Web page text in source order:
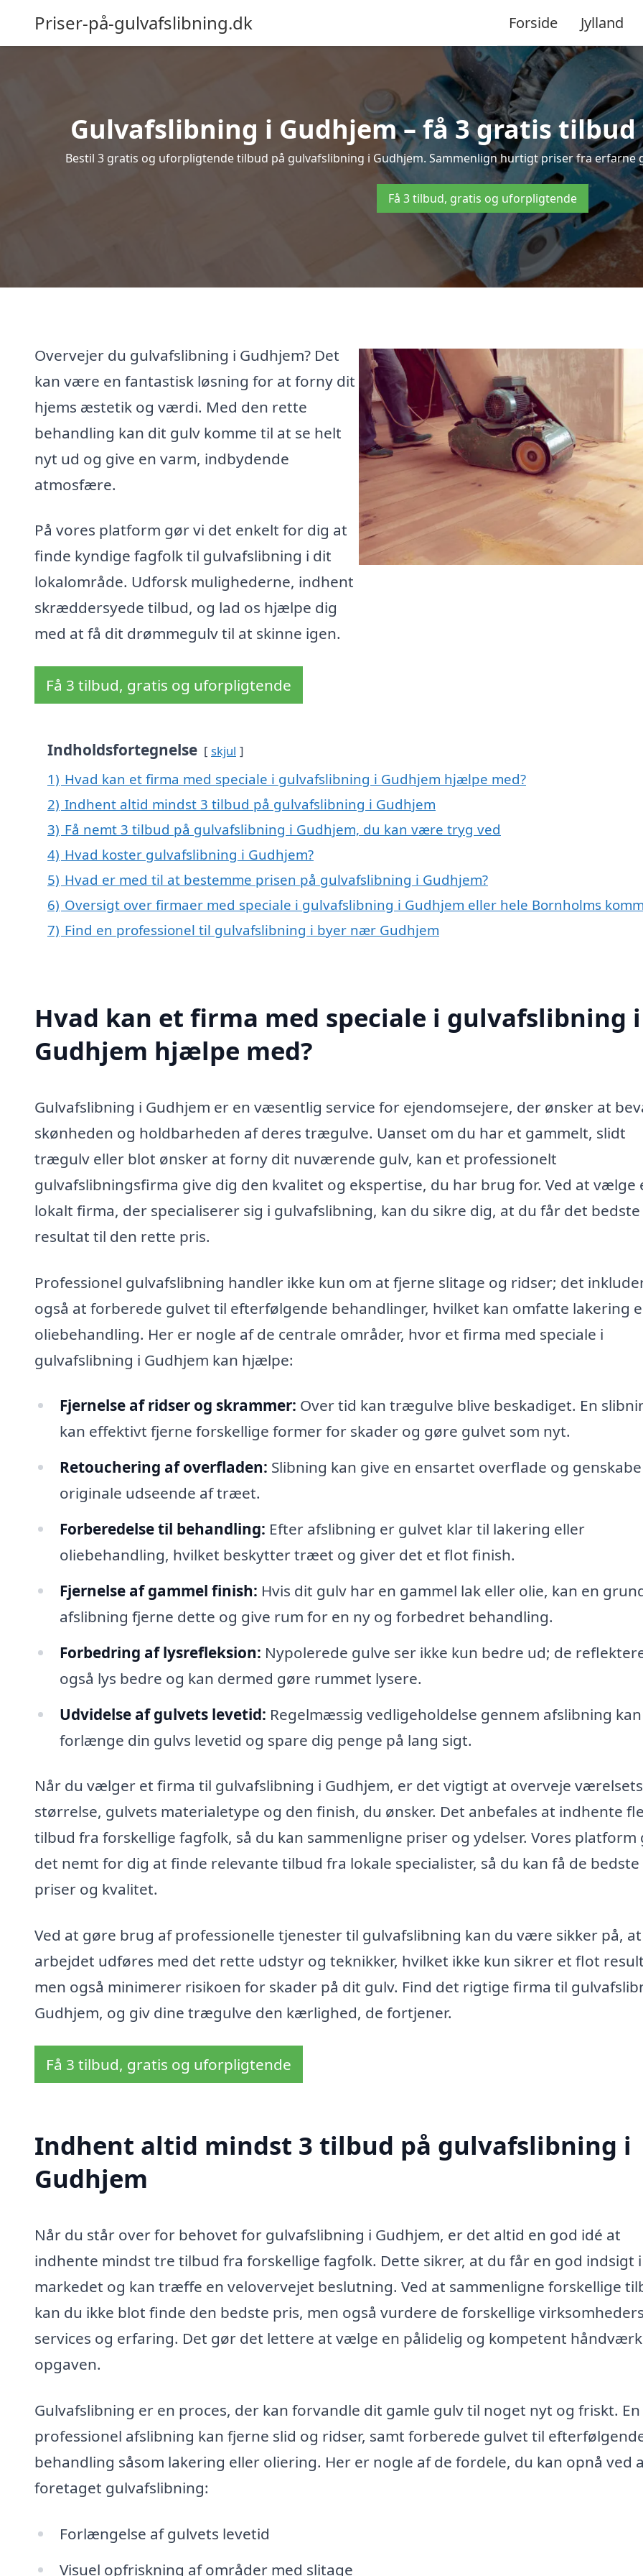
Priser-på-gulvafslibning.dk Forside Jylland
Gulvafslibning i Gudhjem – få 3 gratis
Bestil 3 gratis og uforpligtende tilbud på gulvafslibning i Gudhjem. Sammenlign hurtigt priser fra
Få 3 tilbud, gratis og uforpligtende
Overvejer du gulvafslibning i Gudhjem? Det
kan være en fantastisk løsning for at forny dit
hjems æstetik og værdi. Med den rette
behandling kan dit gulv komme til at se helt
nyt ud og give en varm, indbydende
atmosfære.
På vores platform gør vi det enkelt for dig at
finde kyndige fagfolk til gulvafslibning i dit
lokalområde. Udforsk mulighederne, indhent
skræddersyede tilbud, og lad os hjælpe dig
med at få dit drømmegulv til at skinne igen.
Få 3 tilbud, gratis og uforpligtende
Indholdsfortegnelse skjul
1) Hvad kan et firma med speciale i gulvafslibning i Gudhjem hjælpe med?
2) Indhent altid mindst 3 tilbud på gulvafslibning i Gudhjem
3) Få nemt 3 tilbud på gulvafslibning i Gudhjem, du kan være tryg ved
4) Hvad koster gulvafslibning i Gudhjem?
5) Hvad er med til at bestemme prisen på gulvafslibning i Gudhjem?
6) Oversigt over firmaer med speciale i gulvafslibning i Gudhjem eller hele Bornholms
7) Find en professionel til gulvafslibning i byer nær Gudhjem
Hvad kan et firma med speciale i gulvafslibning i
Gudhjem hjælpe med?
Gulvafslibning i Gudhjem er en væsentlig service for ejendomsejere, der ønsker at
skønheden og holdbarheden af deres trægulve. Uanset om du har et gammelt, slidt
trægulv eller blot ønsker at forny dit nuværende gulv, kan et professionelt
gulvafslibningsfirma give dig den kvalitet og ekspertise, du har brug for. Ved at vælge
lokalt firma, der specialiserer sig i gulvafslibning, kan du sikre dig, at du får det bedste
resultat til den rette pris.
Professionel gulvafslibning handler ikke kun om at fjerne slitage og ridser; det
også at forberede gulvet til efterfølgende behandlinger, hvilket kan omfatte lakering
oliebehandling. Her er nogle af de centrale områder, hvor et firma med speciale i
gulvafslibning i Gudhjem kan hjælpe:
Fjernelse af ridser og skrammer: Over tid kan trægulve blive beskadiget. En
kan effektivt fjerne forskellige former for skader og gøre gulvet som nyt.
Retouchering af overfladen: Slibning kan give en ensartet overflade og
originale udseende af træet.
Forberedelse til behandling: Efter afslibning er gulvet klar til lakering eller
oliebehandling, hvilket beskytter træet og giver det et flot finish.
Fjernelse af gammel finish: Hvis dit gulv har en gammel lak eller olie, kan en
afslibning fjerne dette og give rum for en ny og forbedret behandling.
Forbedring af lysrefleksion: Nypolerede gulve ser ikke kun bedre ud; de
også lys bedre og kan dermed gøre rummet lysere.
Udvidelse af gulvets levetid: Regelmæssig vedligeholdelse gennem afslibning kan
forlænge din gulvs levetid og spare dig penge på lang sigt.
Når du vælger et firma til gulvafslibning i Gudhjem, er det vigtigt at overveje værelsets
størrelse, gulvets materialetype og den finish, du ønsker. Det anbefales at indhente
tilbud fra forskellige fagfolk, så du kan sammenligne priser og ydelser. Vores platform
det nemt for dig at finde relevante tilbud fra lokale specialister, så du kan få de bedste
priser og kvalitet.
Ved at gøre brug af professionelle tjenester til gulvafslibning kan du være sikker på, at
arbejdet udføres med det rette udstyr og teknikker, hvilket ikke kun sikrer et flot
men også minimerer risikoen for skader på dit gulv. Find det rigtige firma til
Gudhjem, og giv dine trægulve den kærlighed, de fortjener.
Få 3 tilbud, gratis og uforpligtende
Indhent altid mindst 3 tilbud på gulvafslibning i
Gudhjem
Når du står over for behovet for gulvafslibning i Gudhjem, er det altid en god idé at
indhente mindst tre tilbud fra forskellige fagfolk. Dette sikrer, at du får en god indsigt i
markedet og kan træffe en velovervejet beslutning. Ved at sammenligne forskellige
kan du ikke blot finde den bedste pris, men også vurdere de forskellige
services og erfaring. Det gør det lettere at vælge en pålidelig og kompetent
opgaven.
Gulvafslibning er en proces, der kan forvandle dit gamle gulv til noget nyt og friskt. En
professionel afslibning kan fjerne slid og ridser, samt forberede gulvet til
behandling såsom lakering eller oliering. Her er nogle af de fordele, du kan opnå ved
foretaget gulvafslibning:
Forlængelse af gulvets levetid
Visuel opfriskning af områder med slitage